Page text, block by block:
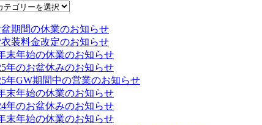
盆期間の休業のお知らせ
装料金改定のお知らせ
末年始の休業のお知らせ
年のお盆休みのお知らせ
年GW期間中の営業のお知らせ
末年始の休業のお知らせ
年のお盆休みのお知らせ
末年始の休業のお知らせ